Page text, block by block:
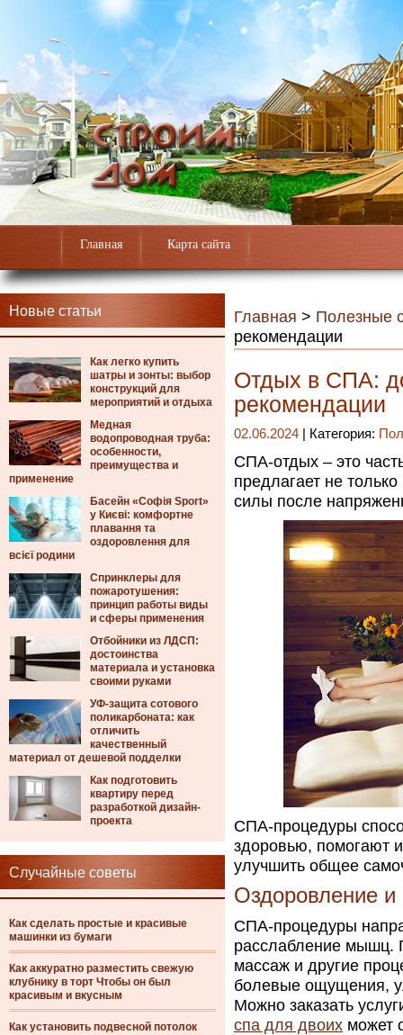
Главная Карта сайта
Новые статьи
Как легко купить
шатры и зонты: выбор
конструкций для
мероприятий и отдыха
Медная
водопроводная труба:
особенности,
преимущества и
применение
Басейн «Софія Sport»
у Києві: комфортне
плавання та
оздоровлення для
всієї родини
Спринклеры для
пожаротушения:
принцип работы виды
и сферы применения
Отбойники из ЛДСП:
достоинства
материала и установка
своими руками
УФ-защита сотового
поликарбоната: как
отличить
качественный
материал от дешевой подделки
Как подготовить
квартиру перед
разработкой дизайн-
проекта
Случайные советы
Как сделать простые и красивые
машинки из бумаги
Как аккуратно разместить свежую
клубнику в торт Чтобы он был
красивым и вкусным
Как установить подвесной потолок
Главная > Полезные
рекомендации
Отдых в СПА:
рекомендации
02.06.2024 | Категория:
СПА-отдых – это
предлагает не
силы после
СПА-процедуры
здоровью, помогают
улучшить общее
Оздоровление и
СПА-процедуры
расслабление мышц.
массаж и другие
болевые ощущения,
Можно заказать
спа для двоих может